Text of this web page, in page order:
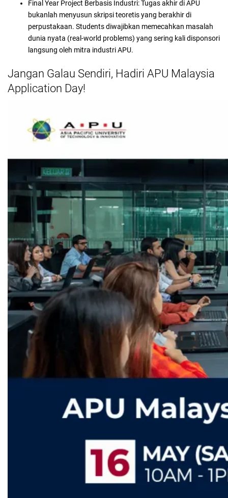
Final Year Project Berbasis Industri: Tugas akhir di APU
bukanlah menyusun skripsi teoretis yang berakhir di
perpustakaan. Students diwajibkan memecahkan masalah
dunia nyata (real-world problems) yang sering kali disponsori
langsung oleh mitra industri APU.
Jangan Galau Sendiri, Hadiri APU Malaysia
Application Day!